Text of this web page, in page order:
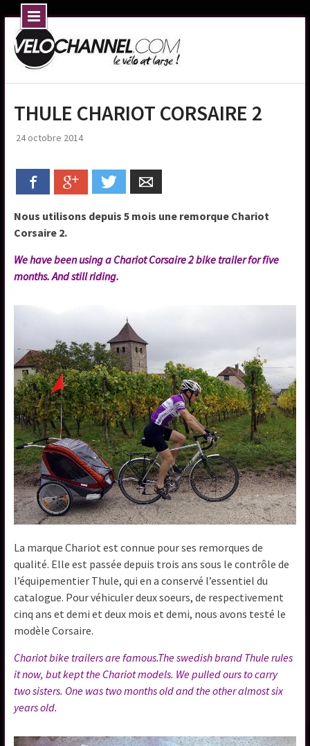
Skip
to
content
THULE CHARIOT CORSAIRE 2
24 octobre 2014
Facebook Google+ Twitter
Nous utilisons depuis 5 mois une remorque Chariot
Corsaire 2.
We have been using a Chariot Corsaire 2 bike trailer for five
months. And still riding.
La marque Chariot est connue pour ses remorques de
qualité. Elle est passée depuis trois ans sous le contrôle de
l’équipementier Thule, qui en a conservé l’essentiel du
catalogue. Pour véhiculer deux soeurs, de respectivement
cinq ans et demi et deux mois et demi, nous avons testé le
modèle Corsaire.
Chariot bike trailers are famous.The swedish brand Thule rules
it now, but kept the Chariot models. We pulled ours to carry
two sisters. One was two months old and the other almost six
years old.